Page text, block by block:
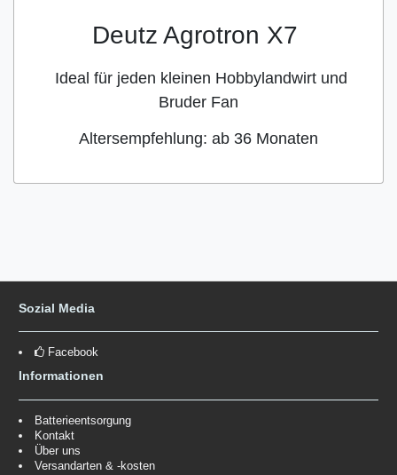
Deutz Agrotron X7
Ideal für jeden kleinen Hobbylandwirt und
Bruder Fan
Altersempfehlung: ab 36 Monaten
Sozial Media
Facebook
Informationen
Batterieentsorgung
Kontakt
Über uns
Versandarten & -kosten